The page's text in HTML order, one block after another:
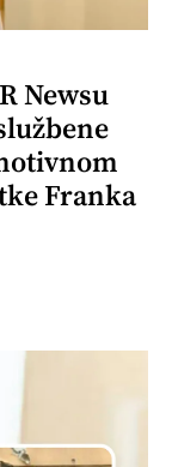
Newsu
Franka